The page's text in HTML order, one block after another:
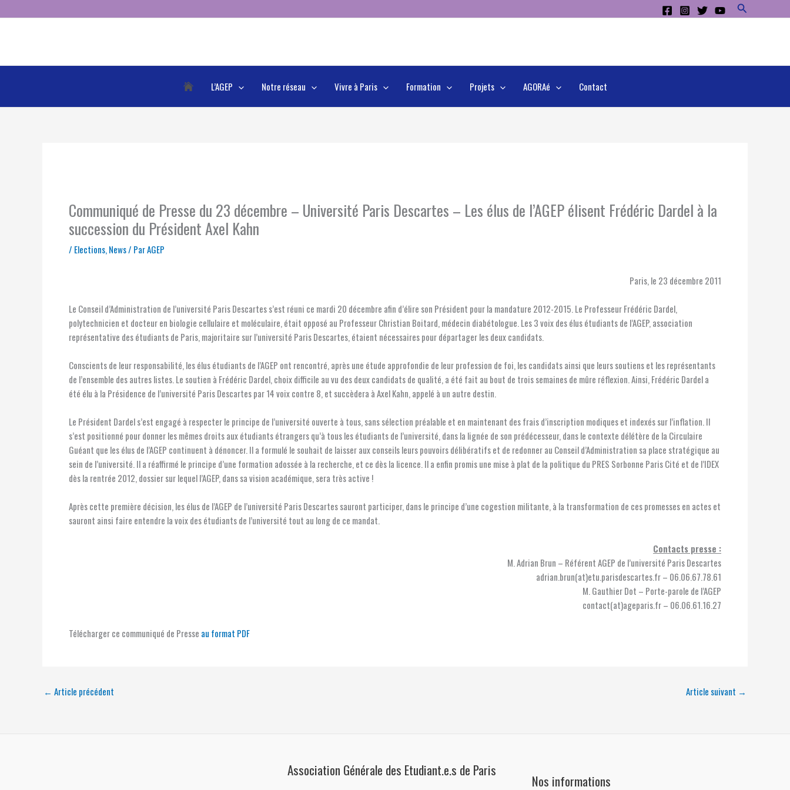
au
Rechercher
L’AGEP Notre réseau Vivre à Paris Formation Projets AGORAé Contact
Communiqué de Presse du 23 décembre – Université Paris Descartes – Les élus de l’AGEP élisent Frédéric Dardel à la
succession du Président Axel Kahn
/ Elections,News/ ParAGEP
Paris, le 23 décembre 2011
Le Conseil d’Administration de l’université Paris Descartes s’est réuni ce mardi 20 décembre afin d’élire son Président pour la mandature 2012-2015. Le Professeur Frédéric Dardel,
polytechnicien et docteur en biologie cellulaire et moléculaire, était opposé au Professeur Christian Boitard, médecin diabétologue. Les 3 voix des élus étudiants de l’AGEP, association
représentative des étudiants de Paris, majoritaire sur l’université Paris Descartes, étaient nécessaires pour départager les deux candidats.
Conscients de leur responsabilité, les élus étudiants de l’AGEP ont rencontré, après une étude approfondie de leur profession de foi, les candidats ainsi que leurs soutiens et les représentants
de l’ensemble des autres listes. Le soutien à Frédéric Dardel, choix difficile au vu des deux candidats de qualité, a été fait au bout de trois semaines de mûre réflexion. Ainsi, Frédéric Dardel a
été élu à la Présidence de l’université Paris Descartes par 14 voix contre 8, et succèdera à Axel Kahn, appelé à un autre destin.
Le Président Dardel s’est engagé à respecter le principe de l’université ouverte à tous, sans sélection préalable et en maintenant des frais d’inscription modiques et indexés sur l’inflation. Il
s’est positionné pour donner les mêmes droits aux étudiants étrangers qu’à tous les étudiants de l’université, dans la lignée de son prédécesseur, dans le contexte délétère de la Circulaire
Guéant que les élus de l’AGEP continuent à dénoncer. Il a formulé le souhait de laisser aux conseils leurs pouvoirs délibératifs et de redonner au Conseil d’Administration sa place stratégique au
sein de l’université. Il a réaffirmé le principe d’une formation adossée à la recherche, et ce dès la licence. Il a enfin promis une mise à plat de la politique du PRES Sorbonne Paris Cité et de l’IDEX
dès la rentrée 2012, dossier sur lequel l’AGEP, dans sa vision académique, sera très active !
Après cette première décision, les élus de l’AGEP de l’université Paris Descartes sauront participer, dans le principe d’une cogestion militante, à la transformation de ces promesses en actes et
sauront ainsi faire entendre la voix des étudiants de l’université tout au long de ce mandat.
Contacts presse :
M. Adrian Brun – Référent AGEP de l’université Paris Descartes
adrian.brun(at)etu.parisdescartes.fr – 06.06.67.78.61
M. Gauthier Dot – Porte-parole de l’AGEP
contact(at)ageparis.fr – 06.06.61.16.27
Télécharger ce communiqué de Presse au format PDF
← Article précédent Article suivant →
Association Générale des Etudiant.e.s de Paris
Nos informations